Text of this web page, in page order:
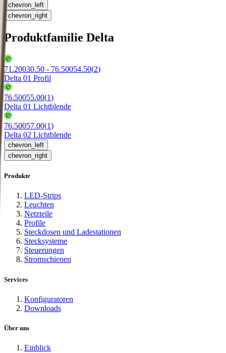
chevron_left
chevron_right
Produktfamilie Delta
71.20030.50 - 76.50054.50(2)
Delta 01 Profil
76.50055.00(1)
Delta 01 Lichtblende
76.50057.00(1)
Delta 02 Lichtblende
chevron_left
chevron_right
Produkte
LED-Strips
Leuchten
Netzteile
Profile
Steckdosen und Ladestationen
Stecksysteme
Steuerungen
Stromschienen
Services
Konfiguratoren
Downloads
Über uns
Einblick